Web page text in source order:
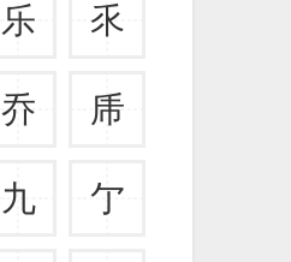
乐 乑
乔 乕
九 亇